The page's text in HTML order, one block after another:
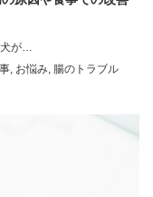
犬が…
, お悩み, 腸のトラブル